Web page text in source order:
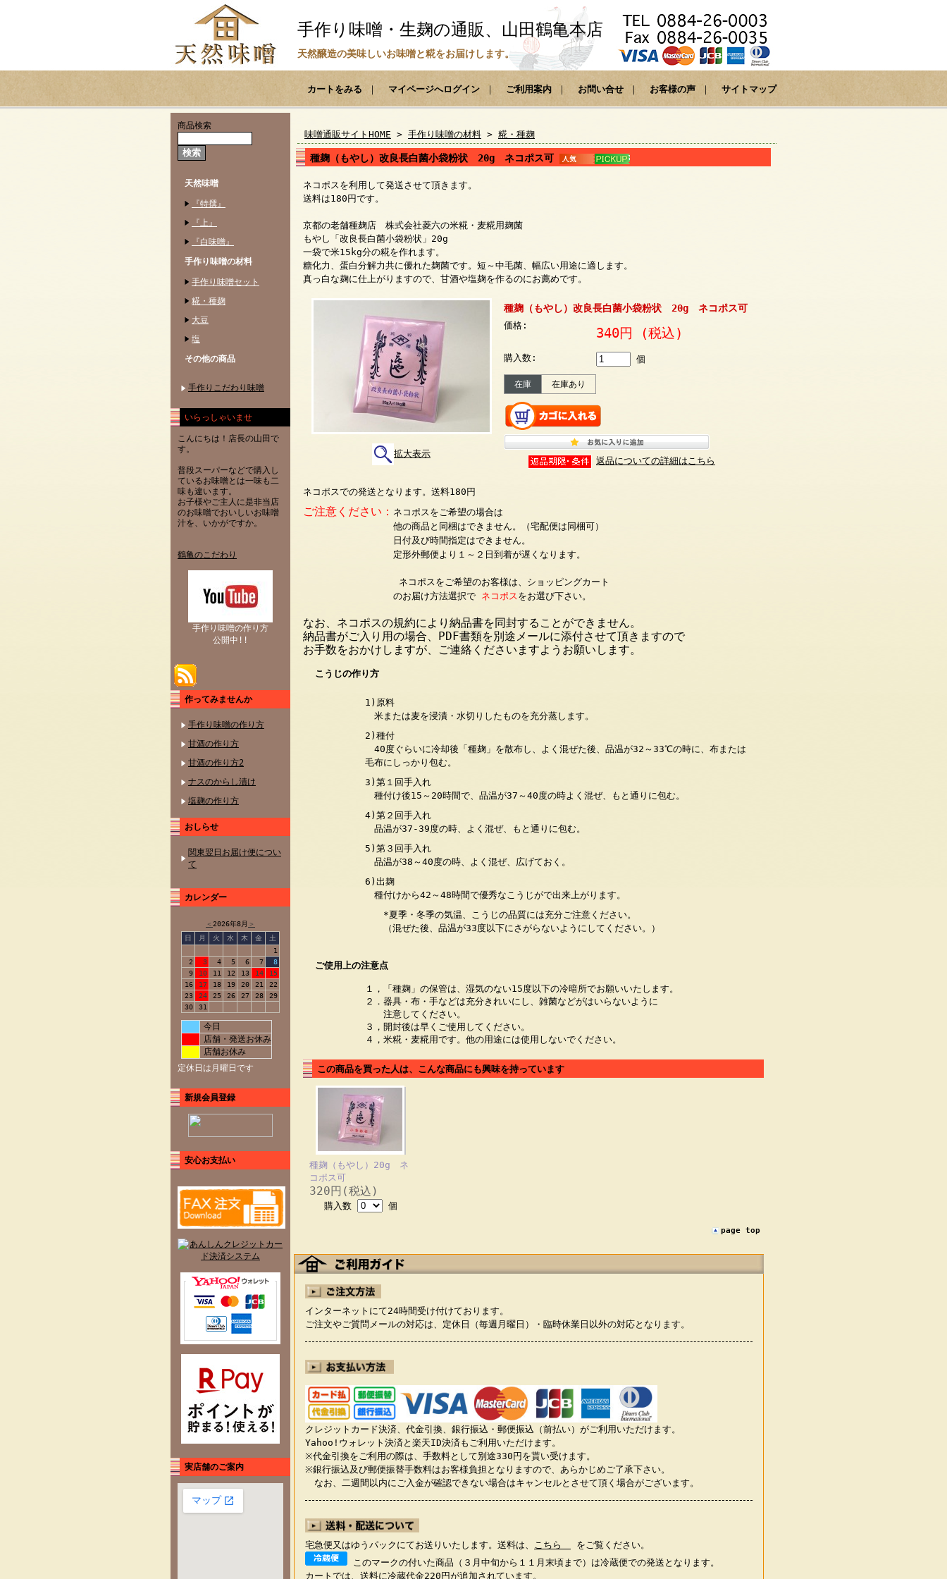
手作り味噌・生麹の通販、山田鶴亀本店
天然醸造の美味しいお味噌と糀をお届けします。
カートをみる ｜ マイページへログイン ｜ ご利用案内 ｜ お問い合せ ｜ お客様の声 ｜ サイトマップ
商品検索
天然味噌
『特撰』
『上』
『白味噌』
手作り味噌の材料
手作り味噌セット
糀・種麹
大豆
塩
その他の商品
手作りこだわり味噌
いらっしゃいませ
こんにちは！店長の山田で
す。
普段スーパーなどで購入し
ているお味噌とは一味も二
味も違います。
お子様やご主人に是非当店
のお味噌でおいしいお味噌
汁を、いかがですか。
鶴亀のこだわり
手作り味噌の作り方
公開中!!
作ってみませんか
手作り味噌の作り方
甘酒の作り方
甘酒の作り方2
ナスのからし漬け
塩麹の作り方
おしらせ
関東翌日お届け便につい
て
カレンダー
＜2026年8月 ＞
日
月 火 水 木 金
土
1
2
3 4 5 6 7
8
9
10 11 12 13 14
15
16
17 18 19 20 21
22
23
24 25 26 27 28
29
30
31
今日
店舗・発送お休み
店舗お休み
定休日は月曜日です
新規会員登録
安心お支払い
実店舗のご案内
味噌通販サイトHOME > 手作り味噌の材料 > 糀・種麹
種麹（もやし）改良長白菌小袋粉状 20g ネコポス可
ネコポスを利用して発送させて頂きます。
送料は180円です。
京都の老舗種麹店 株式会社菱六の米糀・麦糀用麹菌
もやし「改良長白菌小袋粉状」20g
一袋で米15kg分の糀を作れます。
糖化力、蛋白分解力共に優れた麹菌です。短～中毛菌、幅広い用途に適します。
真っ白な麹に仕上がりますので、甘酒や塩麹を作るのにお薦めです。
拡大表示
種麹（もやし）改良長白菌小袋粉状 20g ネコポス可
価格:
340円 (税込)
購入数: 個
在庫 在庫あり
返品についての詳細はこちら
ネコポスでの発送となります。送料180円
ご注意ください： ネコポスをご希望の場合は
他の商品と同梱はできません。（宅配便は同梱可）
日付及び時間指定はできません。
定形外郵便より１～２日到着が遅くなります。
ネコポスをご希望のお客様は、ショッピングカート
のお届け方法選択で ネコポスをお選び下さい。
なお、ネコポスの規約により納品書を同封することができません。
納品書がご入り用の場合、PDF書類を別途メールに添付させて頂きますので
お手数をおかけしますが、ご連絡くださいますようお願いします。
こうじの作り方
1)原料
米または麦を浸漬・水切りしたものを充分蒸します。
2)種付
40度ぐらいに冷却後「種麹」を散布し、よく混ぜた後、品温が32～33℃の時に、布または
毛布にしっかり包む。
3)第１回手入れ
種付け後15～20時間で、品温が37～40度の時よく混ぜ、もと通りに包む。
4)第２回手入れ
品温が37-39度の時、よく混ぜ、もと通りに包む。
5)第３回手入れ
品温が38～40度の時、よく混ぜ、広げておく。
6)出麹
種付けから42～48時間で優秀なこうじがで出来上がります。
*夏季・冬季の気温、こうじの品質には充分ご注意ください。
（混ぜた後、品温が33度以下にさがらないようにしてください。）
ご使用上の注意点
１，「種麹」の保管は、湿気のない15度以下の冷暗所でお願いいたします。
２．器具・布・手などは充分きれいにし、雑菌などがはいらないように
注意してください。
３，開封後は早くご使用してください。
４，米糀・麦糀用です。他の用途には使用しないでください。
この商品を買った人は、こんな商品にも興味を持っています
種麹（もやし）20g ネ
コポス可
320円(税込)
購入数 個
page top
インターネットにて24時間受け付けております。
ご注文やご質問メールの対応は、定休日（毎週月曜日）・臨時休業日以外の対応となります。
クレジットカード決済、代金引換、銀行振込・郵便振込（前払い）がご利用いただけます。
Yahoo!ウォレット決済と楽天ID決済もご利用いただけます。
※代金引換をご利用の際は、手数料として別途330円を貰い受けます。
※銀行振込及び郵便振替手数料はお客様負担となりますので、あらかじめご了承下さい。
なお、二週間以内にご入金が確認できない場合はキャンセルとさせて頂く場合がございます。
宅急便又はゆうパックにてお送りいたします。送料は、 こちら
をご覧ください。
このマークの付いた商品（３月中旬から１１月末頃まで）は冷蔵便での発送となります。
カートでは、送料に冷蔵代金220円が追加されています。